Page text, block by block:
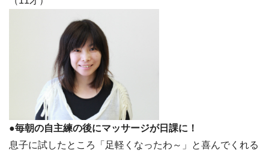
●毎朝の自主練の後にマッサージが日課に！
息子に試したところ「足軽くなったわ～」と喜んでくれる